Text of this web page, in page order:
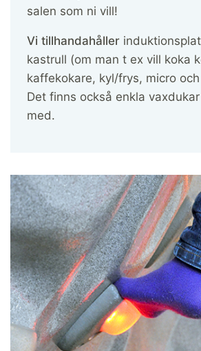
salen som ni vill!
Vi tillhandahåller
kastrull (om man t ex vill koka
kaffekokare, kyl/frys, micro
Det finns också enkla
med.